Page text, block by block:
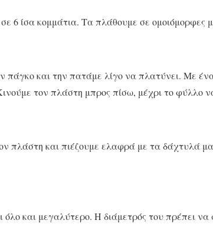
6 ίσα κομμάτια. Τα πλάθουμε σε ομοιόμορφες
και την πατάμε λίγο να πλατύνει. Με
τον πλάστη μπρος πίσω, μέχρι το φύλλο
πλάστη και πιέζουμε ελαφρά με τα δάχτυλά
και μεγαλύτερο. Η διάμετρός του πρέπει να